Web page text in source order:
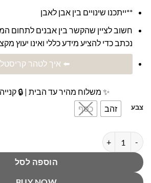
**ייתכנו שינויים בין אבן לאבן
חשוב לציין שהקשר בין אבנים לתחום
נכתב כדי להציע מידע כללי ואינו יעוץ
⬅️ איך לטהר
✨ משלוח מהיר עד הבית | 🔒
צבע זהב כסף
כמות של עץ אבני קריסטל פרידוט לשפע,
הוספה לסל